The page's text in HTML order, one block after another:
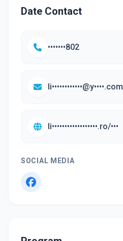
Date Contact
•••••••802
li••••••••••••@y••••.com
li••••••••••••••••••.ro/•••
SOCIAL MEDIA